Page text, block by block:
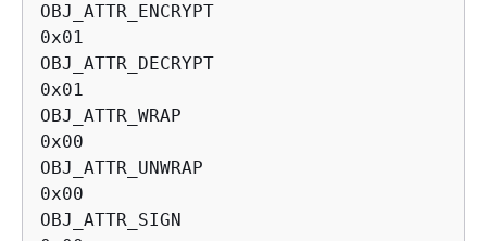
OBJ_ATTR_ENCRYPT
0x01
OBJ_ATTR_DECRYPT
0x01
OBJ_ATTR_WRAP
0x00
OBJ_ATTR_UNWRAP
0x00
OBJ_ATTR_SIGN